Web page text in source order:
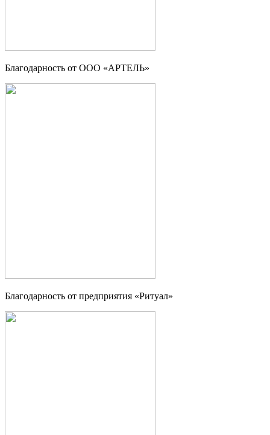
Благодарность от ООО «АРТЕЛЬ»
Благодарность от предприятия «Ритуал»